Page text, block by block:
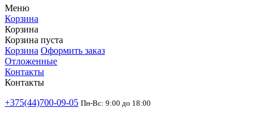
Меню
Корзина
Корзина
Корзина пуста
Корзина Оформить заказ
Отложенные
Контакты
Контакты
+375(44)700-09-05 Пн-Вс: 9:00 до 18:00